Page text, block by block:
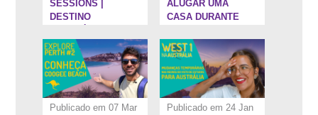
SESSIONS |
DESTINO
ALUGAR UMA
CASA DURANTE
INTERCÂMBIO NA
AUSTRÁLIA
Publicado em 07 Mar
Publicado em 24 Jan